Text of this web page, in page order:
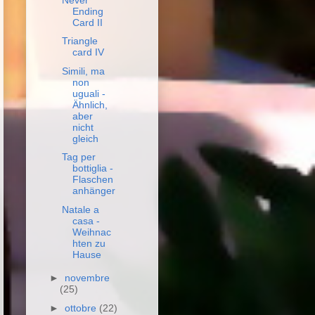
Ending
Card II
Triangle
card IV
Simili, ma
non
uguali -
Ähnlich,
aber
nicht
gleich
Tag per
bottiglia -
Flaschen
anhänger
Natale a
casa -
Weihnac
hten zu
Hause
► novembre
(25)
► ottobre (22)